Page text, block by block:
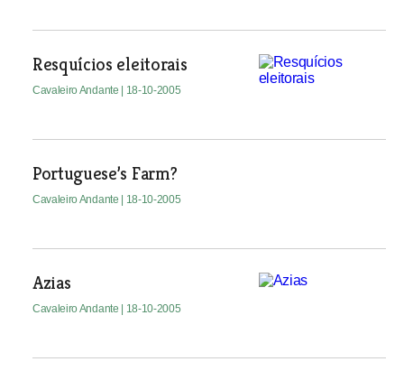
Resquícios eleitorais
Cavaleiro Andante | 18-10-2005
Portuguese’s Farm?
Cavaleiro Andante | 18-10-2005
Azias
Cavaleiro Andante | 18-10-2005